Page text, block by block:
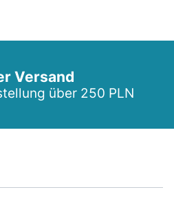
Versand
über 250 PLN